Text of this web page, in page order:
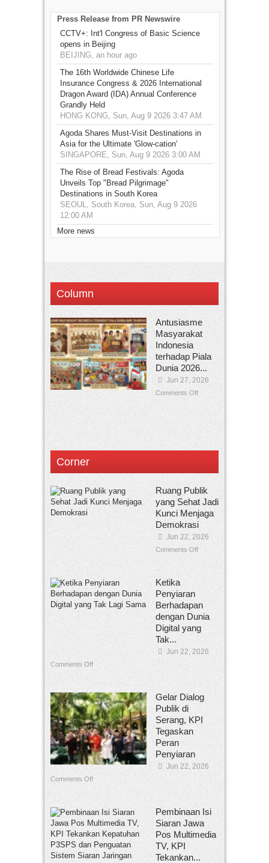
Press Release from PR Newswire
CCTV+: Int'l Congress of Basic Science
opens in Beijing
BEIJING, an hour ago
The 16th Worldwide Chinese Life
Insurance Congress & 2026 International
Dragon Award (IDA) Annual Conference
Grandly Held
HONG KONG, Sun, Aug 9 2026 3:47 AM
Agoda Shares Must-Visit Destinations in
Asia for the Ultimate 'Glow-cation'
SINGAPORE, Sun, Aug 9 2026 3:00 AM
The Rise of Bread Festivals: Agoda
Unveils Top "Bread Pilgrimage"
Destinations in South Korea
SEOUL, South Korea, Sun, Aug 9 2026
12:00 AM
More news
Column
Antusiasme
Masyarakat
Indonesia
terhadap Piala
Dunia 2026...
Jun 27, 2026
Comments Off
Corner
Ruang Publik
yang Sehat Jadi
Kunci Menjaga
Demokrasi
Jun 22, 2026
Comments Off
Ketika
Penyiaran
Berhadapan
dengan Dunia
Digital yang
Tak...
Jun 22, 2026
Comments Off
Gelar Dialog
Publik di
Serang, KPI
Tegaskan
Peran
Penyiaran
Jun 22, 2026
Comments Off
Pembinaan Isi
Siaran Jawa
Pos Multimedia
TV, KPI
Tekankan...